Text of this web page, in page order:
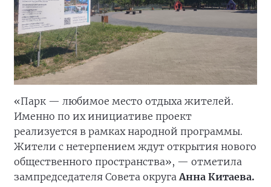
«Парк — любимое место отдыха жителей.
Именно по их инициативе проект
реализуется в рамках народной программы.
Жители с нетерпением ждут открытия нового
общественного пространства», — отметила
зампредседателя Совета округа Анна Китаева.